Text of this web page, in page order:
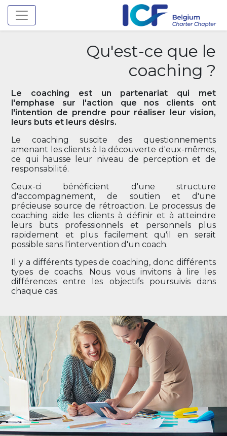
Toggle navigation
Qu'est-ce que le
coaching ?
Le coaching est un partenariat qui met
l'emphase sur l'action que nos clients ont
l'intention de prendre pour réaliser leur vision,
leurs buts et leurs désirs.
Le coaching suscite des questionnements
amenant les clients à la découverte d'eux-mêmes,
ce qui hausse leur niveau de perception et de
responsabilité.
Ceux-ci bénéficient d'une structure
d'accompagnement, de soutien et d'une
précieuse source de rétroaction. Le processus de
coaching aide les clients à définir et à atteindre
leurs buts professionnels et personnels plus
rapidement et plus facilement qu'il en serait
possible sans l'intervention d'un coach.
Il y a différents types de coaching, donc différents
types de coachs. Nous vous invitons à lire les
différences entre les objectifs poursuivis dans
chaque cas.